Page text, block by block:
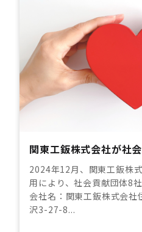
関東工鈑株式会社が社
2024年12月、関東工鈑株
用により、社会貢献団体8
会社名：関東工鈑株式会社
沢3-27-8...